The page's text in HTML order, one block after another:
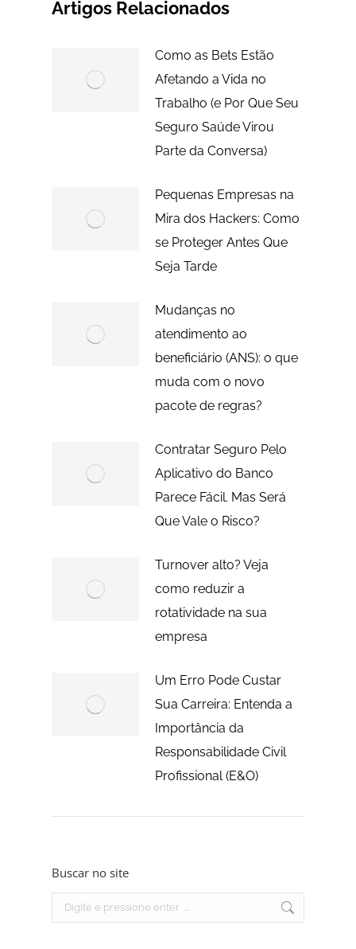
Artigos Relacionados
Como as Bets Estão
Afetando a Vida no
Trabalho (e Por Que Seu
Seguro Saúde Virou
Parte da Conversa)
Pequenas Empresas na
Mira dos Hackers: Como
se Proteger Antes Que
Seja Tarde
Mudanças no
atendimento ao
beneficiário (ANS): o que
muda com o novo
pacote de regras?
Contratar Seguro Pelo
Aplicativo do Banco
Parece Fácil. Mas Será
Que Vale o Risco?
Turnover alto? Veja
como reduzir a
rotatividade na sua
empresa
Um Erro Pode Custar
Sua Carreira: Entenda a
Importância da
Responsabilidade Civil
Profissional (E&O)
Buscar no site
Search: